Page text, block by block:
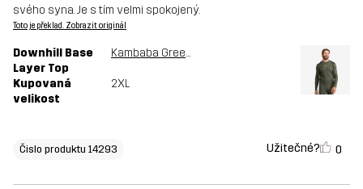
svého syna. Je s tím velmi spokojený.
Toto je překlad. Zobrazit originál
Downhill Base
Layer Top
Kambaba Green/Rosin Green
Kupovaná
velikost
2XL
Čislo produktu 14293 Užitečné? 0